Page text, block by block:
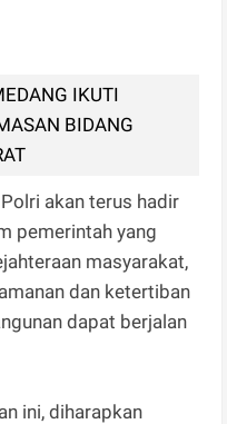
IKUTI
BIDANG
akan terus hadir
pemerintah yang
masyarakat,
dan ketertiban
dapat berjalan
ini, diharapkan